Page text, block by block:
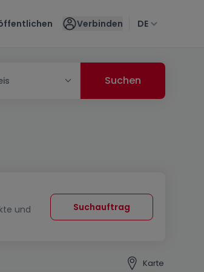
Verbinden DE
und
Suchauftrag
Karte